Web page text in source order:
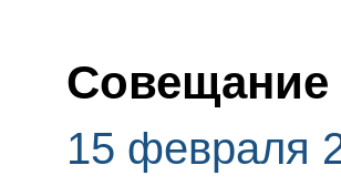
Совещание
15 февраля